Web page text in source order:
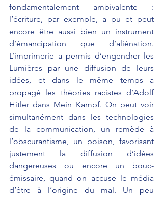
fondamentalement ambivalente :
l’écriture, par exemple, a pu et peut
encore être aussi bien un instrument
d’émancipation que d’aliénation.
L’imprimerie a permis d’engendrer les
Lumières par une diffusion de leurs
idées, et dans le même temps a
propagé les théories racistes d’Adolf
Hitler dans Mein Kampf. On peut voir
simultanément dans les technologies
de la communication, un remède à
l’obscurantisme, un poison, favorisant
justement la diffusion d’idées
dangereuses ou encore un bouc-
émissaire, quand on accuse le média
d’être à l’origine du mal. Un peu